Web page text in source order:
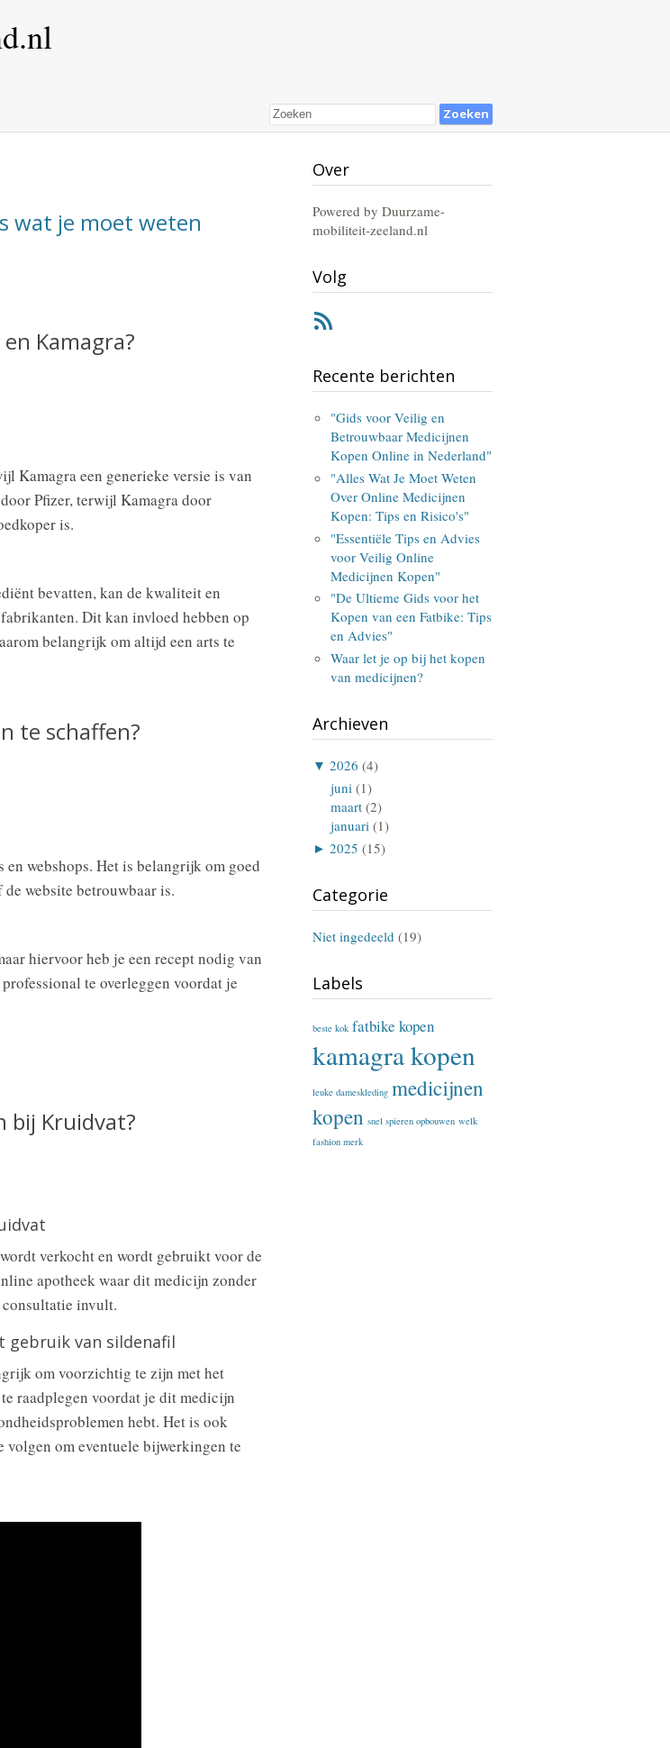
wat je moet weten
Kamagra?
Kamagra een generieke versie is van
Pfizer, terwijl Kamagra door
is.
bevatten, kan de kwaliteit en
Dit kan invloed hebben op
belangrijk om altijd een arts te
te schaffen?
webshops. Het is belangrijk om goed
website betrouwbaar is.
hiervoor heb je een recept nodig van
te overleggen voordat je
bij Kruidvat?
verkocht en wordt gebruikt voor de
apotheek waar dit medicijn zonder
invult.
gebruik van sildenafil
om voorzichtig te zijn met het
raadplegen voordat je dit medicijn
hebt. Het is ook
om eventuele bijwerkingen te
Over
Powered by Duurzame-
mobiliteit-zeeland.nl
Volg
Recente berichten
"Gids voor Veilig en
Betrouwbaar Medicijnen
Kopen Online in Nederland"
"Alles Wat Je Moet Weten
Over Online Medicijnen
Kopen: Tips en Risico's"
"Essentiële Tips en Advies
voor Veilig Online
Medicijnen Kopen"
"De Ultieme Gids voor het
Kopen van een Fatbike: Tips
en Advies"
Waar let je op bij het kopen
van medicijnen?
Archieven
▼ 2026 (4)
juni (1)
maart (2)
januari (1)
► 2025 (15)
Categorie
Niet ingedeeld (19)
Labels
beste kok fatbike kopen
kamagra kopen
leuke dameskleding medicijnen
kopen snel spieren opbouwen welk
fashion merk